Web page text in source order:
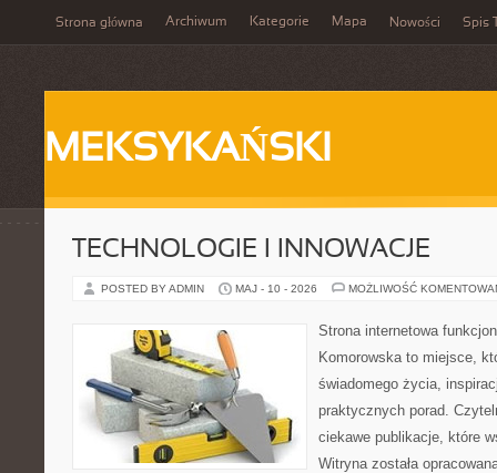
Strona główna Archiwum Kategorie Mapa Nowości Spis
MEKSYKAŃSKI
TECHNOLOGIE I INNOWACJE
POSTED BY ADMIN MAJ - 10 - 2026 MOŻLIWOŚĆ
Strona internetowa
Komorowska to miejsce,
świadomego życia,
praktycznych porad.
ciekawe publikacje, które
Witryna została